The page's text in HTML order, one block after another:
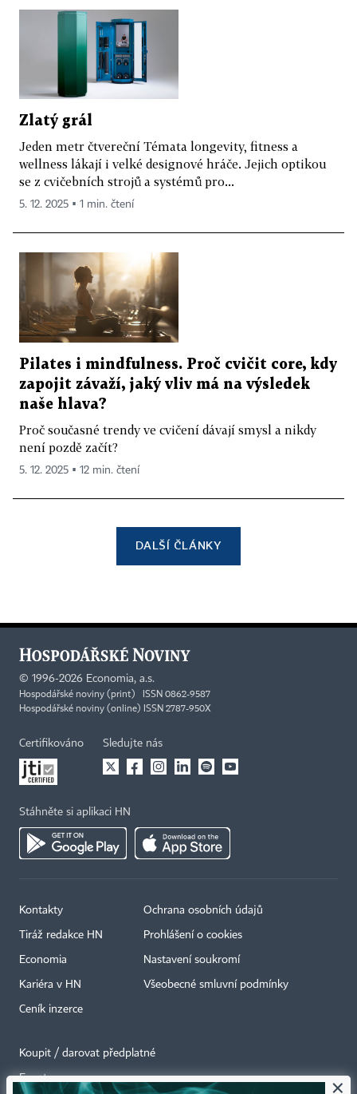
Zlatý grál
Jeden metr čtvereční Témata longevity, fitness a
wellness lákají i velké designové hráče. Jejich optikou
se z cvičebních strojů a systémů pro...
5. 12. 2025 ▪ 1 min. čtení
Pilates i mindfulness. Proč cvičit core, kdy
zapojit závaží, jaký vliv má na výsledek
naše hlava?
Proč současné trendy ve cvičení dávají smysl a nikdy
není pozdě začít?
5. 12. 2025 ▪ 12 min. čtení
DALŠÍ ČLÁNKY
© 1996-2026 Economia, a.s.
Hospodářské noviny (print) ISSN 0862-9587
Hospodářské noviny (online) ISSN 2787-950X
Certifikováno Sledujte nás
Stáhněte si aplikaci HN
Kontakty
Tiráž redakce HN
Economia
Kariéra v HN
Ceník inzerce
Ochrana osobních údajů
Prohlášení o cookies
Nastavení soukromí
Všeobecné smluvní podmínky
Koupit / darovat předplatné
Eventy ×